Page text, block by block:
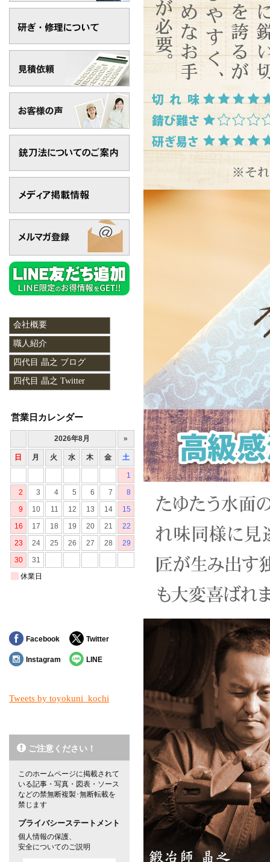
会社概要
職人紹介
四代目 晶之 ブログ
四代目 晶之 Twitter
営業日カレンダー
Facebook Twitter
Instagram LINE
Tweets by toyokuni_kochi
ご注意ください！
このホームページに掲載されて
いる記事・写真・図表・ソース
などの禁無断複製･無断転載を
禁じます
プライバシーステートメント
個人情報の保護、
安全についてのご説明